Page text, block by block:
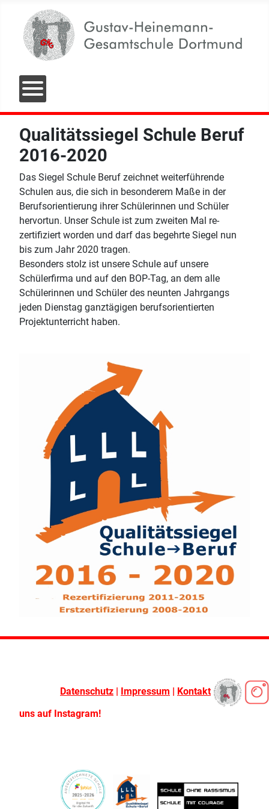
Qualitätssiegel Schule Beruf
2016-2020
Das Siegel Schule Beruf zeichnet weiterführende
Schulen aus, die sich in besonderem Maße in der
Berufsorientierung ihrer Schülerinnen und Schüler
hervortun. Unser Schule ist zum zweiten Mal re-
zertifiziert worden und darf das begehrte Siegel nun
bis zum Jahr 2020 tragen.
Besonders stolz ist unsere Schule auf unsere
Schülerfirma und auf den BOP-Tag, an dem alle
Schülerinnen und Schüler des neunten Jahrgangs
jeden Dienstag ganztägigen berufsorientierten
Projektunterricht haben.
Datenschutz | Impressum | Kontakt
uns auf Instagram!